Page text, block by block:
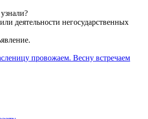
деятельности негосударственных
провожаем. Весну встречаем